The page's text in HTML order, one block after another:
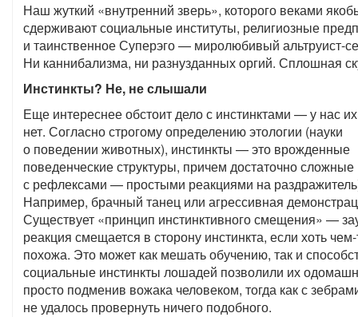
Наш жуткий «внутренний зверь», которого веками
сдерживают социальные институты, религиозные
и таинственное Суперэго — миролюбивый альтруист-
Ни каннибализма, ни разнузданных оргий. Сплошная
Инстинкты? Не, не слышали
Еще интереснее обстоит дело с инстинктами — у нас
нет. Согласно строгому определению этологии (науки
о поведении животных), инстинкты — это врожденные
поведенческие структуры, причем достаточно сложные
с рефлексами — простыми реакциями на
Например, брачный танец или агрессивная
Существует «принцип инстинктивного смещения» —
реакция смещается в сторону инстинкта, если хоть
похожа. Это может как мешать обучению, так и
социальные инстинкты лошадей позволили их
просто подменив вожака человеком, тогда как с
не удалось провернуть ничего подобного.